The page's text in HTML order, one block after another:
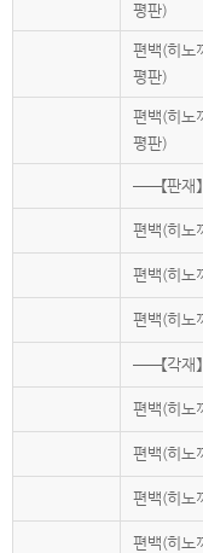
평판)
편백(히
평판)
편백(히
평판)
──【판재】
편백(히
편백(히
편백(히
──【각재】
편백(히
편백(히
편백(히
편백(히